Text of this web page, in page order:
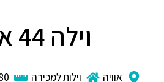
וילה 44 אוויה
אוויה וילות למכירה